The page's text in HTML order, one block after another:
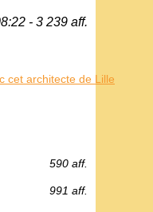
- 3 239 aff.
cet architecte de Lille
590 aff.
991 aff.